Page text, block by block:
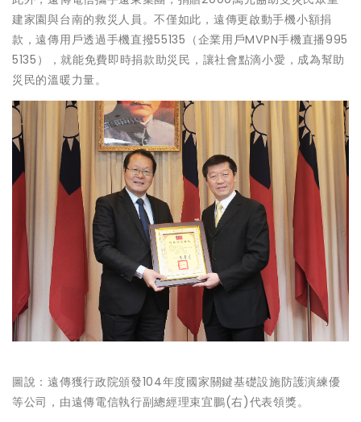
建家園與台南的救災人員。不僅如此，遠傳更啟動手機小額捐
款，遠傳用戶透過手機直撥55135（企業用戶MVPN手機直播995
5135），就能免費即時捐款助災民，讓社會點滴小愛，成為幫助
災民的溫暖力量。
圖說：遠傳獲行政院頒發104年度國家關鍵基礎設施防護演練優
等公司，由遠傳電信執行副總經理束宜鵬(右)代表領獎。